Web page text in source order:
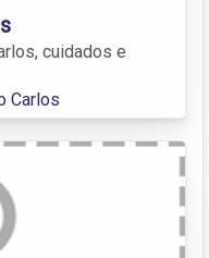
cuidados e
Carlos